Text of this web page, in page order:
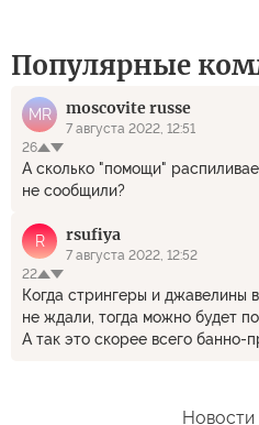
Популярные
MR moscovite russe
7 августа 2022, 12:51
26
А сколько "помощи"
не сообщили?
R rsufiya
7 августа 2022, 12:52
22
Когда стрингеры и джавелины
не ждали, тогда можно будет
А так это скорее всего банно-